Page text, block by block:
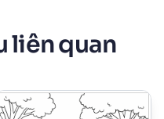
liên quan